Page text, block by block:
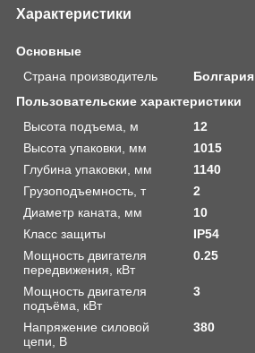
Характеристики
Основные
Страна производитель
Болгария
Пользовательские характеристики
Высота подъема, м
12
Высота упаковки, мм
1015
Глубина упаковки, мм
1140
Грузоподъемность, т
2
Диаметр каната, мм
10
Класс защиты
IP54
Мощность двигателя
передвижения, кВт
0.25
Мощность двигателя
подъёма, кВт
3
Напряжение силовой
цепи, В
380